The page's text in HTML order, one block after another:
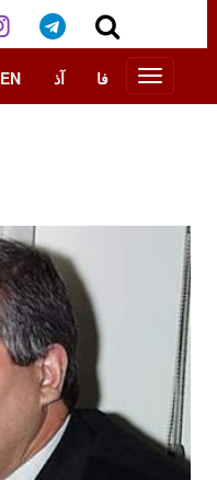
EN آذ فا